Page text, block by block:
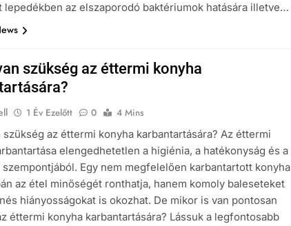
lepedékben az elszaporodó baktériumok hatására illetve…
szükség az éttermi konyha
1 Év Ezelőtt 0
4 Mins
szükség az éttermi konyha karbantartására? Az éttermi
elengedhetetlen a higiénia, a hatékonyság és a
szempontjából. Egy nem megfelelően karbantartott konyha
az étel minőségét ronthatja, hanem komoly baleseteket
hiányosságokat is okozhat. De mikor is van pontosan
éttermi konyha karbantartására? Lássuk a legfontosabb